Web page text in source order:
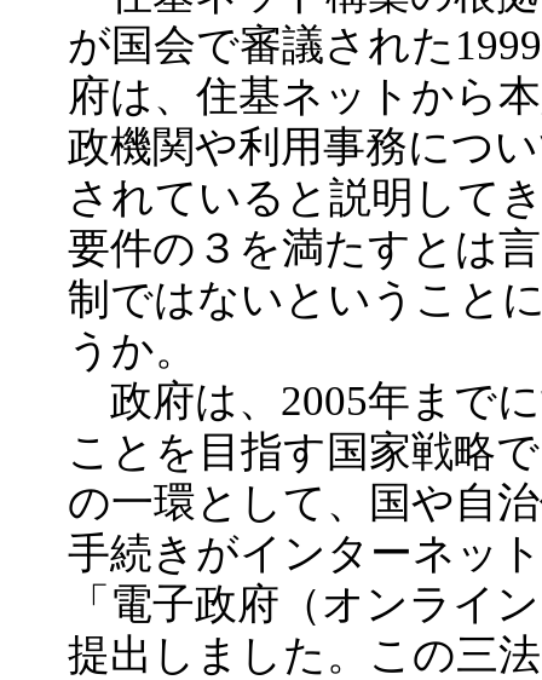
が国会で審議された
府は、住基ネットから
政機関や利用事務につ
されていると説明して
要件の３を満たすとは
制ではないということ
うか。
政府は、2005年まで
ことを目指す国家戦略
の一環として、国や自
手続きがインターネッ
「電子政府（オンライ
提出しました。この三